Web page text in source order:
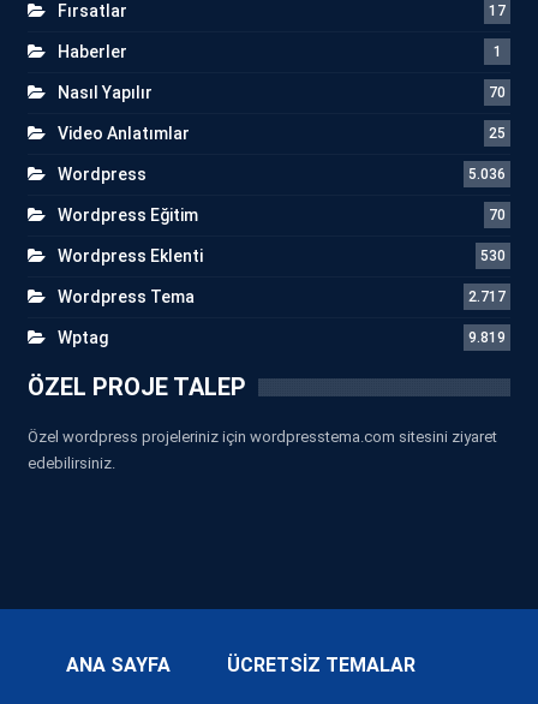
Fırsatlar 17
Haberler 1
Nasıl Yapılır 70
Video Anlatımlar 25
Wordpress 5.036
Wordpress Eğitim 70
Wordpress Eklenti 530
Wordpress Tema 2.717
Wptag 9.819
ÖZEL PROJE TALEP
Özel wordpress projeleriniz için wordpresstema.com sitesini ziyaret
edebilirsiniz.
ANA SAYFA ÜCRETSİZ TEMALAR